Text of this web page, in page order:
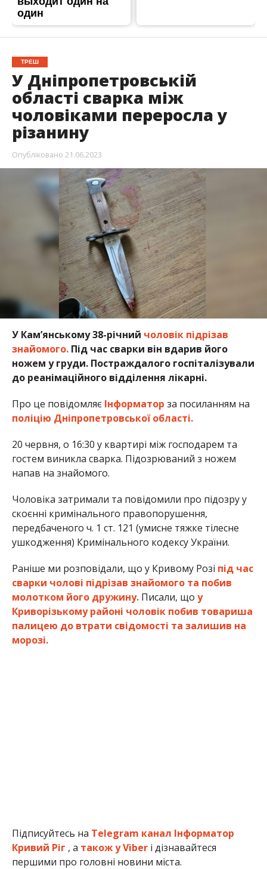
ТРЕШ
У Дніпропетровській
області сварка між
чоловіками переросла у
різанину
Опубліковано 21.06.2023
У Кам’янському 38-річний чоловік підрізав
знайомого.Під час сварки він вдарив його
ножем у груди. Постраждалого госпіталізували
до реанімаційного відділення лікарні.
Про це повідомляє Інформатор за посиланням на
поліцію Дніпропетровської області.
20 червня, о 16:30 у квартирі між господарем та
гостем виникла сварка. Підозрюваний з ножем
напав на знайомого.
Чоловіка затримали та повідомили про підозру у
скоєнні кримінального правопорушення,
передбаченого ч. 1 ст. 121 (умисне тяжке тілесне
ушкодження) Кримінального кодексу України.
Раніше ми розповідали, що у Кривому Розі під час
сварки чолові підрізав знайомого та побив
молотком його дружину.Писали, що у
Криворізькому районі чоловік побив товариша
палицею до втрати свідомості та залишив на
морозі.
Підписуйтесь на Telegram канал Інформатор
Кривий Ріг , а також у Viberі дізнавайтеся
першими про головні новини міста.